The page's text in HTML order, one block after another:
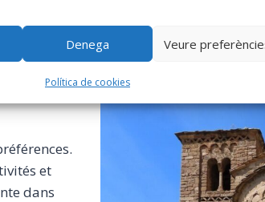
Denega Veure
Política de cookies
et
dans